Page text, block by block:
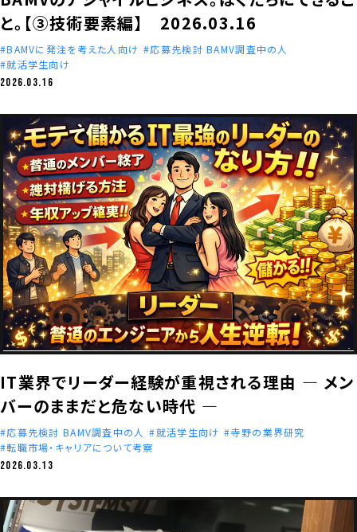
と。【③技術要素編】 2026.03.16
BAMVに発注を考えた人向け
応募先検討 BAMV調査中の人
就活学生向け
2026.03.16
IT業界でリーダー経験が重視される理由 ― メン
バーのままだと危ない時代 ―
応募先検討 BAMV調査中の人 就活学生向け
寺野の業界研究
転職市場・キャリアについて考察
2026.03.13